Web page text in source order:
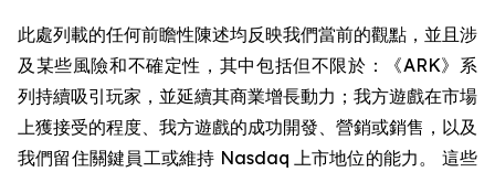
此處列載的任何前瞻性陳述均反映我們當前的觀點，並且涉
及某些風險和不確定性，其中包括但不限於：《ARK》系
列持續吸引玩家，並延續其商業增長動力；我方遊戲在市場
上獲接受的程度、我方遊戲的成功開發、營銷或銷售，以及
我們留住關鍵員工或維持 Nasdaq 上市地位的能力。 這些